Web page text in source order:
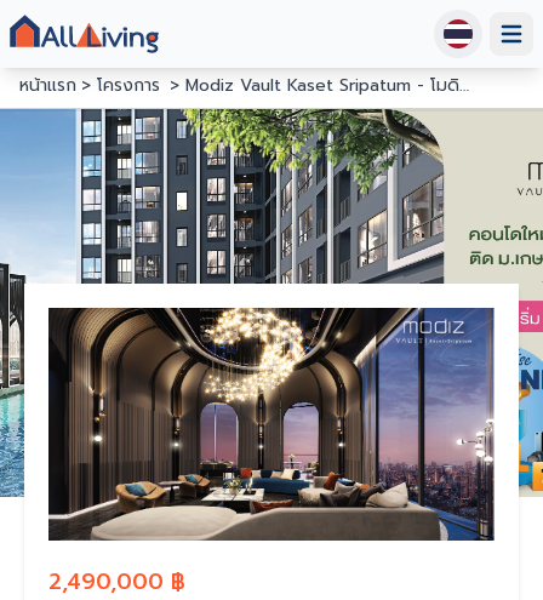
หน้าแรก
โครงการ Modiz Vault Kaset Sripatum - โมดิซ วอลท์ เกษตร
2,490,000 ฿